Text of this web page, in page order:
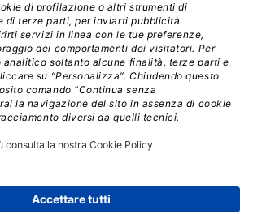
20 millikelvin,vicinissima allo zero
°C) e centinaia di volte più fredda
Per ottenere questo ambiente,
è racchiuso in un criostato
contro vibrazioni e interferenze
che si sviluppa su una superficie
per 3 metri di altezza.
ruolo fondamentale nel progetto,
Pietro Asinari: